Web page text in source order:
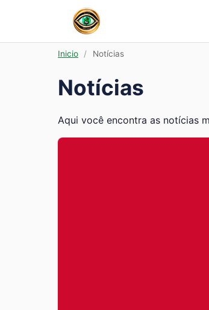
Inicio / Notícias
Notícias
Aqui você encontra as notícias